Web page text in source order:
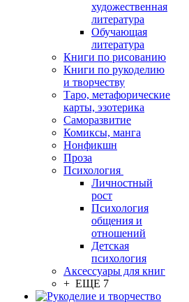
художественная
литература
Обучающая
литература
Книги по рисованию
Книги по рукоделию
и творчеству
Таро, метафорические
карты, эзотерика
Саморазвитие
Комиксы, манга
Нонфикшн
Проза
Психология
Личностный
рост
Психология
общения и
отношений
Детская
психология
Аксессуары для книг
+ ЕЩЕ 7